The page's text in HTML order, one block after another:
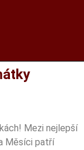
Mezi nejlepší
Měsíci patří